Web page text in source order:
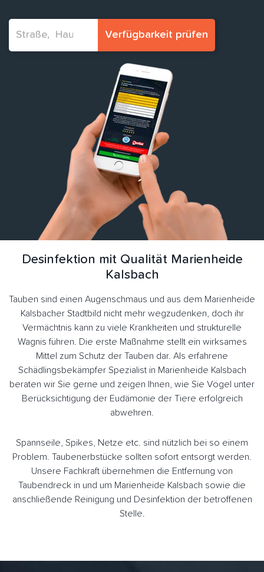
Verfügbarkeit prüfen
Desinfektion mit Qualität Marienheide
Kalsbach
Tauben sind einen Augenschmaus und aus dem Marienheide
Kalsbacher Stadtbild nicht mehr wegzudenken, doch ihr
Vermächtnis kann zu viele Krankheiten und strukturelle
Wagnis führen. Die erste Maßnahme stellt ein wirksames
Mittel zum Schutz der Tauben dar. Als erfahrene
Schädlingsbekämpfer Spezialist in Marienheide Kalsbach
beraten wir Sie gerne und zeigen Ihnen, wie Sie Vögel unter
Berücksichtigung der Eudämonie der Tiere erfolgreich
abwehren.
Spannseile, Spikes, Netze etc. sind nützlich bei so einem
Problem. Taubenerbstücke sollten sofort entsorgt werden.
Unsere Fachkraft übernehmen die Entfernung von
Taubendreck in und um Marienheide Kalsbach sowie die
anschließende Reinigung und Desinfektion der betroffenen
Stelle.